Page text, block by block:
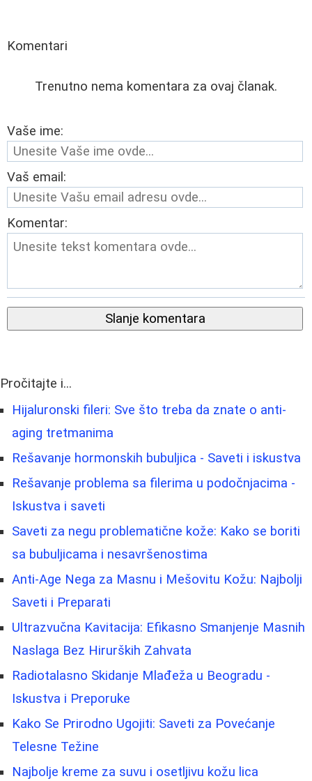
Komentari
Trenutno nema komentara za ovaj članak.
Vaše ime:
Vaš email:
Komentar:
Slanje komentara
Pročitajte i...
Hijaluronski fileri: Sve što treba da znate o anti-
aging tretmanima
Rešavanje hormonskih bubuljica - Saveti i iskustva
Rešavanje problema sa filerima u podočnjacima -
Iskustva i saveti
Saveti za negu problematične kože: Kako se boriti
sa bubuljicama i nesavršenostima
Anti-Age Nega za Masnu i Mešovitu Kožu: Najbolji
Saveti i Preparati
Ultrazvučna Kavitacija: Efikasno Smanjenje Masnih
Naslaga Bez Hirurških Zahvata
Radiotalasno Skidanje Mlađeža u Beogradu -
Iskustva i Preporuke
Kako Se Prirodno Ugojiti: Saveti za Povećanje
Telesne Težine
Najbolje kreme za suvu i osetljivu kožu lica